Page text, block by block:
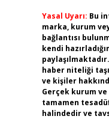
Yasal Uyarı: Bu
marka, kurum
bağlantısı
kendi
haber niteliği
ve kişiler
Gerçek kurum
tamamen
halindedir ve